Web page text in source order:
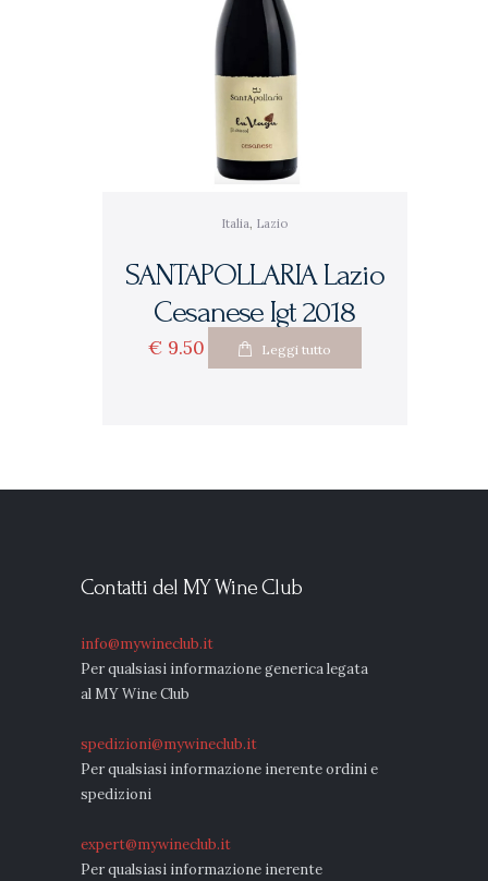
Italia Lazio
SANTAPOLLARIA Lazio
Cesanese Igt 2018
€9 50 Leggi tutto
Contatti del MY Wine Club
info@mywineclub.it
Per qualsiasi informazione generica legata
al MY Wine Club
spedizioni@mywineclub.it
Per qualsiasi informazione inerente ordini e
spedizioni
expert@mywineclub.it
Per qualsiasi informazione inerente